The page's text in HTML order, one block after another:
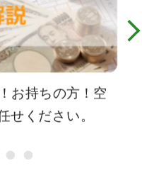
お持ちの方！空
せください。
1 2